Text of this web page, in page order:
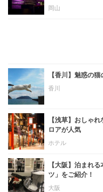
岡山
【香川】魅惑の
香川
【浅草】おしゃ
ロアが人気
ホテル
【大阪】泊まれ
ツ」をご紹介！
大阪